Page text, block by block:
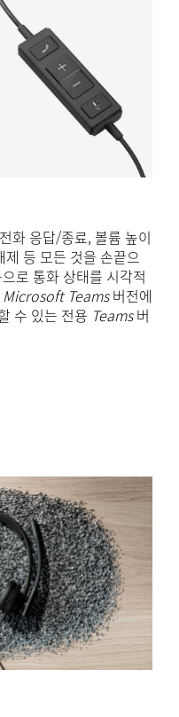
화 응답/종료, 볼륨 높이
등 모든 것을 손끝으
로 통화 상태를 시각적
Microsoft Teams버전에
수 있는 전용 Teams버